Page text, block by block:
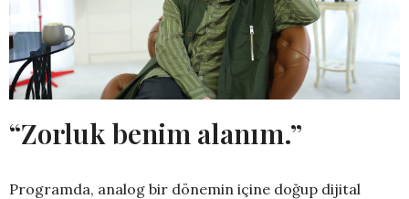
“Zorluk benim alanım.”
Programda, analog bir dönemin içine doğup dijital